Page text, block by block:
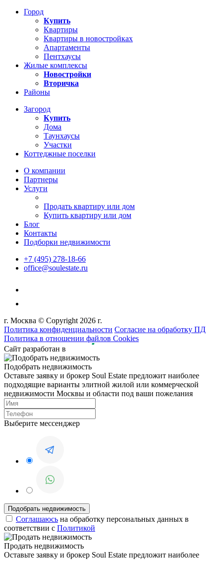
Город
Купить
Квартиры
Квартиры в новостройках
Апартаменты
Пентхаусы
Жилые комплексы
Новостройки
Вторичка
Районы
Загород
Купить
Дома
Таунхаусы
Участки
Коттеджные поселки
О компании
Партнеры
Услуги
Продать квартиру или дом
Купить квартиру или дом
Блог
Контакты
Подборки недвижимости
+7 (495) 278-18-66
office@soulestate.ru
г. Москва © Copyright 2026 г.
Политика конфиденциальности Согласие на обработку ПД
Политика в отношении файлов Cookies
Сайт разработан в
Подобрать недвижимость
Оставьте заявку и брокер Soul Estate предложит наиболее
подходящие варианты элитной жилой или коммерческой
недвижимости Москвы и области под ваши пожелания
Выберите мессенджер
Соглашаюсь на обработку персональных данных в
соответствии с Политикой
Продать недвижимость
Оставьте заявку и брокер Soul Estate предложит наиболее